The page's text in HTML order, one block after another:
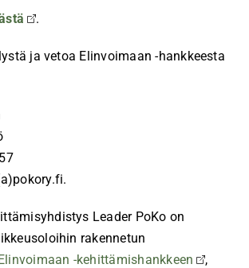
.
ja vetoa Elinvoimaan -hankkeesta
Leader PoKo on
rakennetun
-kehittämishankkeen
,